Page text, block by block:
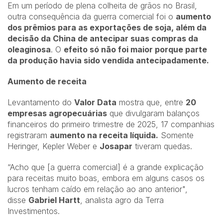
Em um período de plena colheita de grãos no Brasil,
outra consequência da guerra comercial foi o aumento
dos prêmios para as exportações de soja, além da
decisão da China de antecipar suas compras da
oleaginosa. O efeito só não foi maior porque parte
da produção havia sido vendida antecipadamente.
Aumento de receita
Levantamento do Valor Data mostra que, entre 20
empresas agropecuárias que divulgaram balanços
financeiros do primeiro trimestre de 2025, 17 companhias
registraram aumento na receita líquida. Somente
Heringer, Kepler Weber e Josapar tiveram quedas.
“Acho que [a guerra comercial] é a grande explicação
para receitas muito boas, embora em alguns casos os
lucros tenham caído em relação ao ano anterior",
disse Gabriel Hartt, analista agro da Terra
Investimentos.